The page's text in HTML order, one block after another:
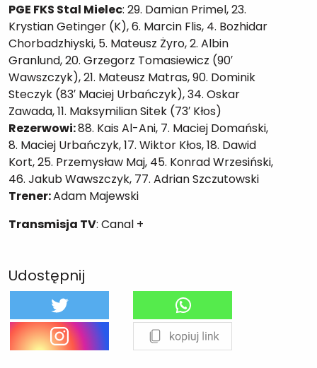
PGE FKS Stal Mielec: 29. Damian Primel, 23.
Krystian Getinger (K), 6. Marcin Flis, 4. Bozhidar
Chorbadzhiyski, 5. Mateusz Żyro, 2. Albin
Granlund, 20. Grzegorz Tomasiewicz (90′
Wawszczyk), 21. Mateusz Matras, 90. Dominik
Steczyk (83′ Maciej Urbańczyk), 34. Oskar
Zawada, 11. Maksymilian Sitek (73′ Kłos)
Rezerwowi:88. Kais Al-Ani, 7. Maciej Domański,
8. Maciej Urbańczyk, 17. Wiktor Kłos, 18. Dawid
Kort, 25. Przemysław Maj, 45. Konrad Wrzesiński,
46. Jakub Wawszczyk, 77. Adrian Szczutowski
Trener:Adam Majewski
Transmisja TV: Canal +
Udostępnij